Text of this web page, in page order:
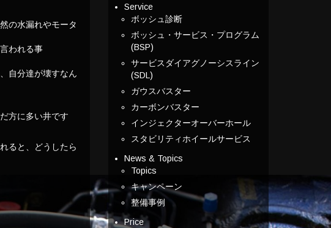
の水漏れやモータ
われる事
自分達が壊すなん
方に多い井です
ると、どうしたら
Service
ボッシュ診断
ボッシュ・サービス・プログラム
(BSP)
サービスダイアグノーシスライン
(SDL)
ガウスバスター
カーボンバスター
インジェクターオーバーホール
スタビリティホイールサービス
News & Topics
Topics
キャンペーン
整備事例
Price